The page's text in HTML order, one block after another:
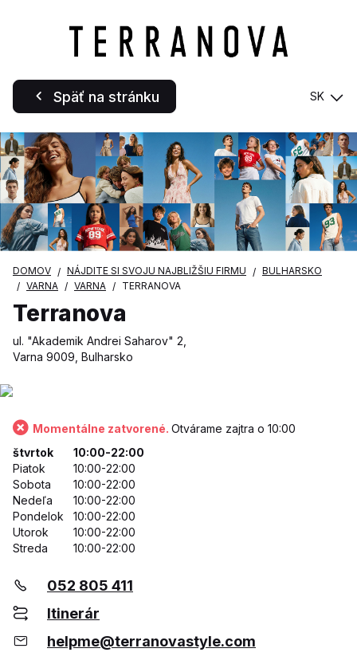
Späť na stránku SK
DOMOV NÁJDITE SI SVOJU NAJBLIŽŠIU FIRMU
BULHARSKO
VARNA
VARNA TERRANOVA
Terranova
ul. "Akademik Andrei Saharov" 2,
Varna 9009, Bulharsko
Momentálne zatvorené. Otvárame zajtra o 10:00
štvrtok
10:00-22:00
Piatok
10:00-22:00
Sobota
10:00-22:00
Nedeľa
10:00-22:00
Pondelok
10:00-22:00
Utorok
10:00-22:00
Streda
10:00-22:00
052 805 411
Itinerár
helpme@terranovastyle.com